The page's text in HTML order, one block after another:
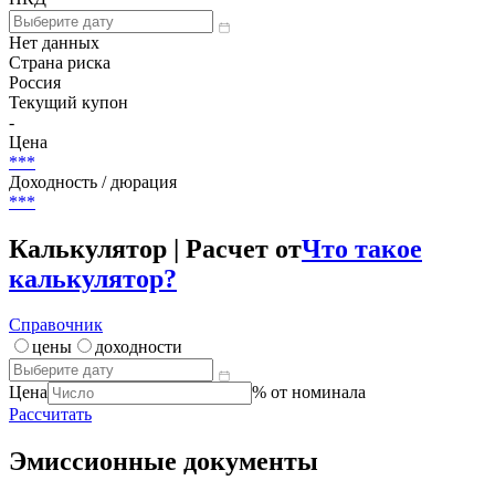
Нет данных
Страна риска
Россия
Текущий купон
-
Цена
***
Доходность / дюрация
***
Калькулятор | Расчет отЧто такое
калькулятор?
Справочник
цены
доходности
Цена
% от номинала
Рассчитать
Эмиссионные документы